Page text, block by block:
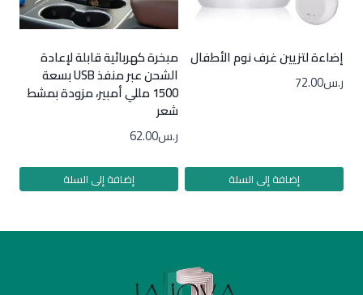
إضاءة لتزيين غرف نوم الأطفال
ر.س72.00
إضافة إلى السلة
مبخرة كهربائية قابلة لإعادة
الشحن عبر منفذ USB بسعة
1500 مللي أمبير، مزودة بمشط
شعر
ر.س62.00
إضافة إلى السلة